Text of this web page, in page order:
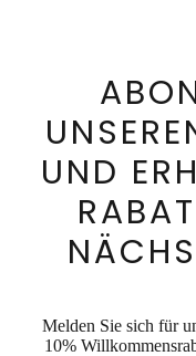
UND
Melden Sie sich für
10%